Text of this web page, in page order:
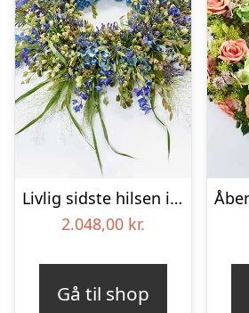
Livlig sidste hilsen i blå – Blomster til begravelse
2.048,00 kr.
Gå til shop